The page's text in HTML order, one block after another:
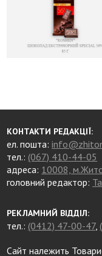
КОНТАКТИ РЕДАКЦІЇ:
ел. пошта:
тел.: (067) 410-44-05
адреса: 10008,
головний редактор:
РЕКЛАМНИЙ ВІДДІЛ:
тел.: (0412) 47-00-47,
Сайт належить